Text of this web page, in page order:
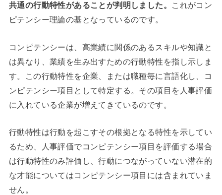
共通の行動特性があることが判明しました。
これがコン
ピテンシー理論の基となっているのです。
コンピテンシーは、高業績に関係のあるスキルや知識と
は異なり、業績を生み出すための行動特性を指し示しま
す。この行動特性を企業、または職種毎に言語化し、コ
ンピテンシー項目として特定する。その項目を人事評価
に入れている企業が増えてきているのです。
行動特性は行動を起こすその根拠となる特性を示してい
るため、人事評価でコンピテンシー項目を評価する場合
は行動特性のみ評価し、行動につながっていない潜在的
な才能についてはコンピテンシー項目には含まれていま
せん。